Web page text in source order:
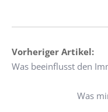
Vorheriger Artikel:
Was beeinflusst den
Was